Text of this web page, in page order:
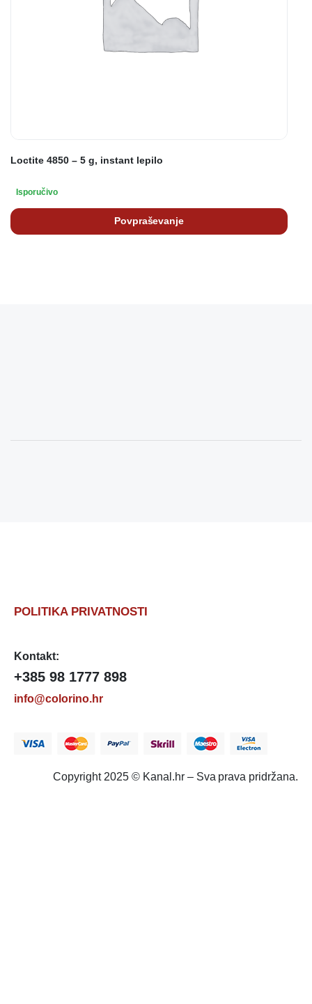
Loctite 4850 – 5 g, instant lepilo
Isporučivo
Povpraševanje
POLITIKA PRIVATNOSTI
Kontakt:
+385 98 1777 898
info@colorino.hr
Copyright 2025 © Kanal.hr – Sva prava pridržana.